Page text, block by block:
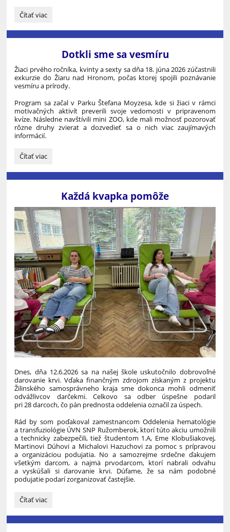
Škola
k
Čítať viac
Dotkli sme sa vesmíru
Žiaci prvého ročníka, kvinty a sexty sa dňa 18. júna 2026 zúčastnili
exkurzie do Žiaru nad Hronom, počas ktorej spojili poznávanie
vesmíru a prírody.
Program sa začal v Parku Štefana Moyzesa, kde si žiaci v rámci
motivačných aktivít preverili svoje vedomosti v pripravenom
kvíze. Následne navštívili mini ZOO, kde mali možnosť pozorovať
rôzne druhy zvierat a dozvedieť sa o nich viac zaujímavých
informácií.
Dotkli
sa
Čítať viac
Každá kvapka pomôže
Dnes, dňa 12.6.2026 sa na našej škole uskutočnilo dobrovoľné
darovanie krvi. Vďaka finančným zdrojom získaným z projektu
Žilinského samosprávneho kraja sme dokonca mohli odmeniť
odvážlivcov darčekmi. Celkovo sa odber úspešne podaril
pri 28 darcoch, čo pán prednosta oddelenia označil za úspech.
Rád by som poďakoval zamestnancom Oddelenia hematológie
a transfuziológie ÚVN SNP Ružomberok, ktorí túto akciu umožnili
a technicky zabezpečili, tiež študentom 1.A, Eme Klobušiakovej,
Martinovi Dúhovi a Michalovi Hazuchovi za pomoc s prípravou
a organizáciou podujatia. No a samozrejme srdečne ďakujem
všetkým darcom, a najmä prvodarcom, ktorí nabrali odvahu
a vyskúšali si darovanie krvi. Dúfame, že sa nám podobné
podujatie podarí zorganizovať častejšie.
Každá
pomôže:
Čítať viac